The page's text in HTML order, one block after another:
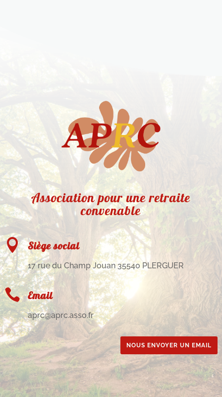
Association pour une retraite
convenable
 Siège social
17 rue du Champ Jouan 35540 PLERGUER
 Email
aprc@aprc.asso.fr
NOUS ENVOYER UN EMAIL